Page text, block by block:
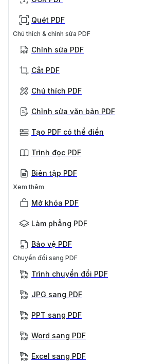
Quét PDF
Chú thích & chỉnh sửa PDF
Chỉnh sửa PDF
Cắt PDF
Chú thích PDF
Chỉnh sửa văn bản PDF
Tạo PDF có thể điền
Trình đọc PDF
Biên tập PDF
Xem thêm
Mở khóa PDF
Làm phẳng PDF
Bảo vệ PDF
Chuyển đổi sang PDF
Trình chuyển đổi PDF
JPG sang PDF
PPT sang PDF
Word sang PDF
Excel sang PDF